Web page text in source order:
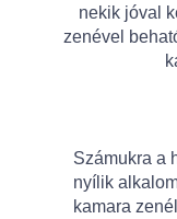
nekik jóval
zenével
Számukra a
nyílik
kamara